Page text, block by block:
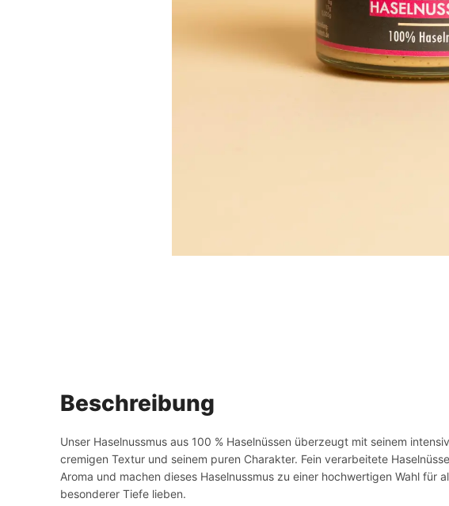
Beschreibung
Unser Haselnussmus aus 100 % Haselnüssen überzeugt mit seinem
cremigen Textur und seinem puren Charakter. Fein verarbeitete
Aroma und machen dieses Haselnussmus zu einer hochwertigen Wahl für
besonderer Tiefe lieben.